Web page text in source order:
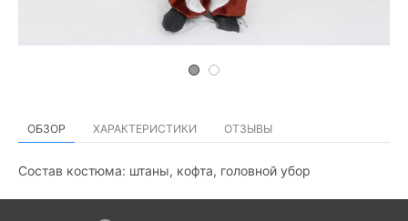
ОБЗОР ХАРАКТЕРИСТИКИ ОТЗЫВЫ
Состав костюма: штаны, кофта, головной убор